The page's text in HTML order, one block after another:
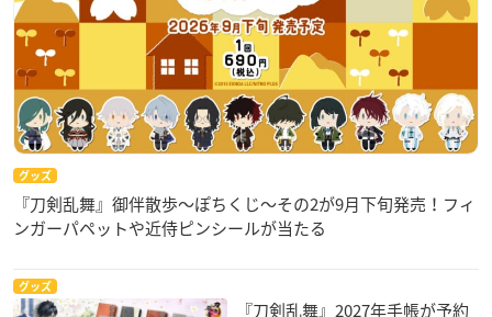
グッズ
『刀剣乱舞』御伴散歩～ぽちくじ～その2が9月下旬発売！フィ
ンガーパペットや近侍ピンシールが当たる
グッズ
『刀剣乱舞』2027年手帳が予約